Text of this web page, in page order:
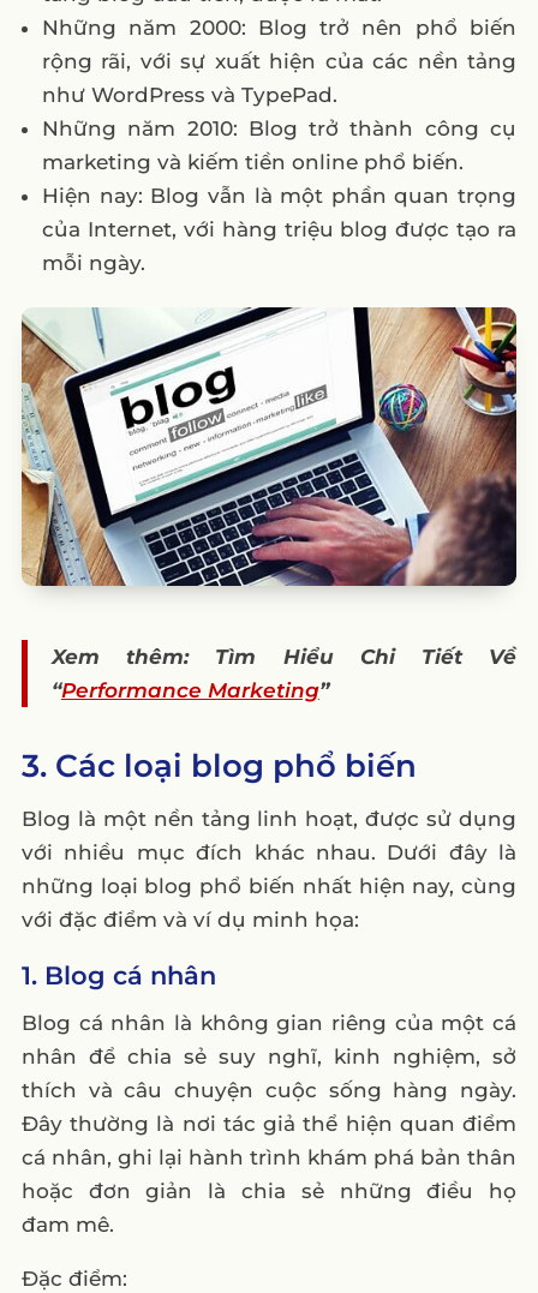
Những năm 2000: Blog trở nên phổ biến
rộng rãi, với sự xuất hiện của các nền tảng
như WordPress và TypePad.
Những năm 2010: Blog trở thành công cụ
marketing và kiếm tiền online phổ biến.
Hiện nay: Blog vẫn là một phần quan trọng
của Internet, với hàng triệu blog được tạo ra
mỗi ngày.
Xem thêm: Tìm Hiểu Chi Tiết Về
“Performance Marketing”
3. Các loại blog phổ biến
Blog là một nền tảng linh hoạt, được sử dụng
với nhiều mục đích khác nhau. Dưới đây là
những loại blog phổ biến nhất hiện nay, cùng
với đặc điểm và ví dụ minh họa:
1. Blog cá nhân
Blog cá nhân là không gian riêng của một cá
nhân để chia sẻ suy nghĩ, kinh nghiệm, sở
thích và câu chuyện cuộc sống hàng ngày.
Đây thường là nơi tác giả thể hiện quan điểm
cá nhân, ghi lại hành trình khám phá bản thân
hoặc đơn giản là chia sẻ những điều họ
đam mê.
Đặc điểm: